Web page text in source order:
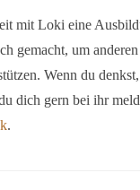
mit Loki eine
gemacht, um
Wenn du
dich gern bei ihr
.